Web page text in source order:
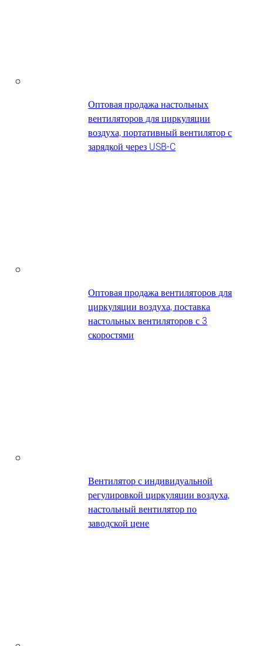
Оптовая продажа настольных
вентиляторов для циркуляции
воздуха, портативный вентилятор с
зарядкой через USB-C
Оптовая продажа вентиляторов для
циркуляции воздуха, поставка
настольных вентиляторов с 3
скоростями
Вентилятор с индивидуальной
регулировкой циркуляции воздуха,
настольный вентилятор по
заводской цене